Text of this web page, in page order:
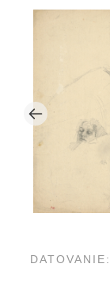
DATOVANIE: